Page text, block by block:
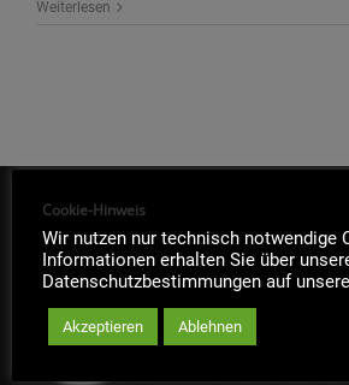
Weiterlesen
IT-SOFORTHILFE
Cookie-Hinweis
Wir nutzen nur technisch notwendige
Informationen erhalten Sie über
Datenschutzbestimmungen auf
Akzeptieren Ablehnen